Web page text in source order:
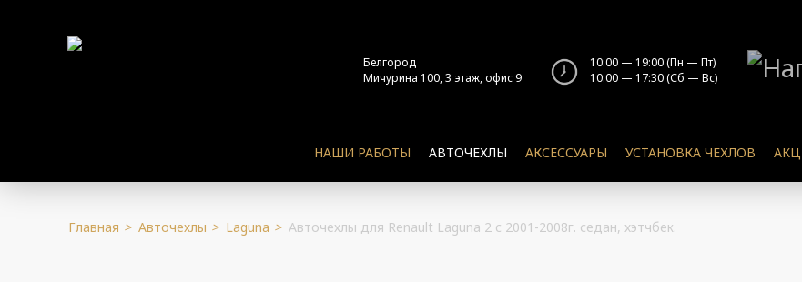
10:00 — 19:00 (Пн — Пт)
10:00 — 17:30 (Сб — Вс)
Белгород
Мичурина 100, 3 этаж, офис 9
НАШИ РАБОТЫ АВТОЧЕХЛЫ АКСЕССУАРЫ УСТАНОВКА ЧЕХЛОВ
Главная > Авточехлы > Laguna > Авточехлы для Renault Laguna 2 c 2001-2008г. седан, хэтчбек.